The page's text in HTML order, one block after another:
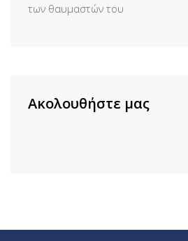
των θαυμαστών του
Ακολουθήστε μας